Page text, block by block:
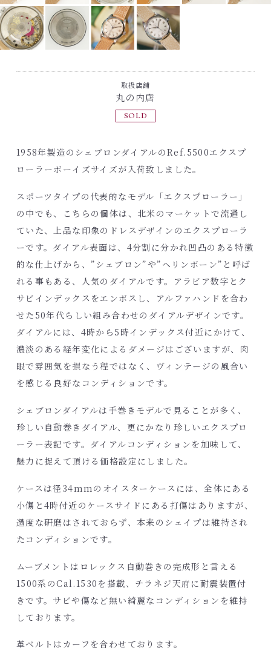
取扱店舗
丸の内店
SOLD
1958年製造のシェブロンダイアルのRef.5500エクスプ
ローラーボーイズサイズが入荷致しました。
スポーツタイプの代表的なモデル「エクスプローラー」
の中でも、こちらの個体は、北米のマーケットで流通し
ていた、上品な印象のドレスデザインのエクスプローラ
ーです。ダイアル表面は、4分割に分かれ凹凸のある特徴
的な仕上げから、”シェブロン”や”ヘリンボーン”と呼ば
れる事もある、人気のダイアルです。アラビア数字とク
サビインデックスをエンボスし、アルファハンドを合わ
せた50年代らしい組み合わせのダイアルデザインです。
ダイアルには、4時から5時インデックス付近にかけて、
濃淡のある経年変化によるダメージはございますが、肉
眼で雰囲気を損なう程ではなく、ヴィンテージの風合い
を感じる良好なコンディションです。
シェブロンダイアルは手巻きモデルで見ることが多く、
珍しい自動巻きダイアル、更にかなり珍しいエクスプロ
ーラー表記です。ダイアルコンディションを加味して、
魅力に捉えて頂ける価格設定にしました。
ケースは径34mmのオイスターケースには、全体にある
小傷と4時付近のケースサイドにある打傷はありますが、
過度な研磨はされておらず、本来のシェイプは維持され
たコンディションです。
ムーブメントはロレックス自動巻きの完成形と言える
1500系のCal.1530を搭載、チラネジ天府に耐震装置付
きです。サビや傷など無い綺麗なコンディションを維持
しております。
革ベルトはカーフを合わせております。